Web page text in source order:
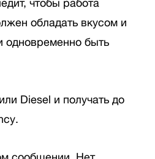
обладать вкусом и
быть
Diesel и получать до